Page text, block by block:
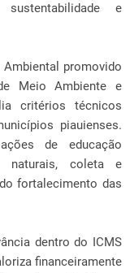
e
promovido
Meio Ambiente e
critérios técnicos
piauienses.
de educação
naturais, coleta e
fortalecimento das
dentro do ICMS
financeiramente